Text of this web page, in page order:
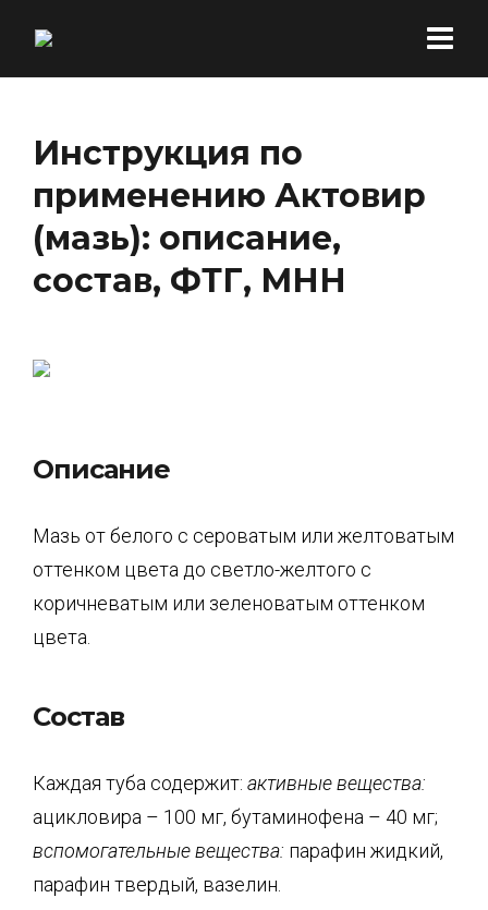
Инструкция по
применению Актовир
(мазь): описание,
состав, ФТГ, МНН
Описание
Мазь от белого с сероватым или желтоватым
оттенком цвета до светло-желтого с
коричневатым или зеленоватым оттенком
цвета.
Состав
Каждая туба содержит: активные вещества:
ацикловира – 100 мг, бутаминофена – 40 мг;
вспомогательные вещества: парафин жидкий,
парафин твердый, вазелин.